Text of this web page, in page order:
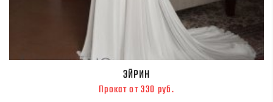
ЭЙРИН
Прокат от 330 руб.